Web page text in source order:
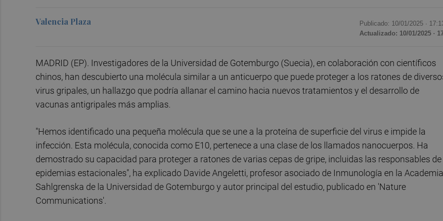
Valencia Plaza Publicado: 10/01/2025 ·
Actualizado: 10/01/2025 ·
MADRID (EP). Investigadores de la Universidad de Gotemburgo (Suecia), en colaboración con científicos
chinos, han descubierto una molécula similar a un anticuerpo que puede proteger a los ratones de
virus gripales, un hallazgo que podría allanar el camino hacia nuevos tratamientos y el desarrollo de
vacunas antigripales más amplias.
"Hemos identificado una pequeña molécula que se une a la proteína de superficie del virus e impide la
infección. Esta molécula, conocida como E10, pertenece a una clase de los llamados nanocuerpos. Ha
demostrado su capacidad para proteger a ratones de varias cepas de gripe, incluidas las responsables de
epidemias estacionales", ha explicado Davide Angeletti, profesor asociado de Inmunología en la Academia
Sahlgrenska de la Universidad de Gotemburgo y autor principal del estudio, publicado en 'Nature
Communications'.